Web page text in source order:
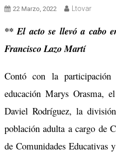
22 Marzo, 2022 Ltovar
** El acto se llevó a cabo
Francisco Lazo Martí
Contó con la
educación Marys Orasma,
Daviel Rodríguez, la
población adulta a cargo de
de Comunidades Educativas